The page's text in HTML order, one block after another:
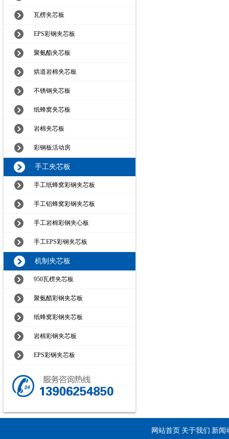
瓦楞夹芯板
EPS彩钢夹芯板
聚氨酯夹芯板
烘道岩棉夹芯板
不锈钢夹芯板
纸蜂窝夹芯板
岩棉夹芯板
彩钢板活动房
手工夹芯板
手工纸蜂窝彩钢夹芯板
手工铝蜂窝彩钢夹芯板
手工岩棉彩钢夹心板
手工EPS彩钢夹芯板
机制夹芯板
950瓦楞夹芯板
聚氨醋彩钢夹芯板
纸蜂窝彩钢夹芯板
岩棉彩钢夹芯板
EPS彩钢夹芯板
网站首页 关于我们 新闻